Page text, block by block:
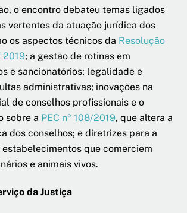
o encontro debateu temas ligados
vertentes da atuação jurídica dos
os aspectos técnicos da Resolução
2019; a gestão de rotinas em
e sancionatórios; legalidade e
administrativas; inovações na
de conselhos profissionais e o
sobre a PEC nº 108/2019, que altera a
dos conselhos; e diretrizes para a
que comerciem
e animais vivos.
da Justiça